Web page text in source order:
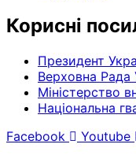
Корисні
Президент
Верховна Рада
Міністерство
Національна
Facebook
Youtube